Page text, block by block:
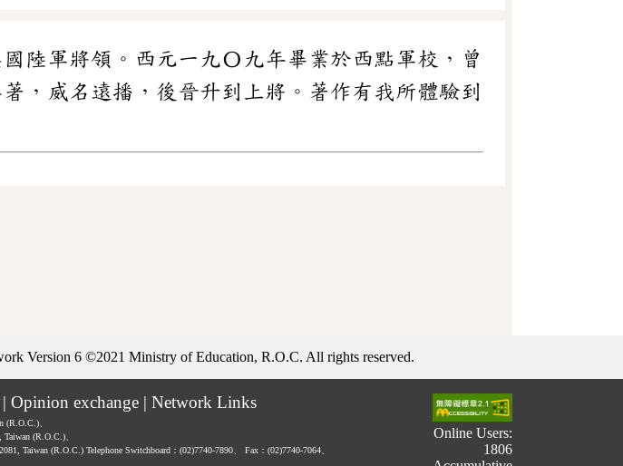
陸軍將領。西元一九〇九年畢業於西點軍校，曾
，威名遠播，後晉升到上將。著作有我所體驗到
Version 6 ©2021 Ministry of Education, R.O.C. All rights reserved.
| Opinion exchange | Network Links
(R.O.C.)、
(R.O.C.)、
Taiwan (R.O.C.) Telephone Switchboard：(02)7740-7890、
Fax：(02)7740-7064、
Online Users:
1806